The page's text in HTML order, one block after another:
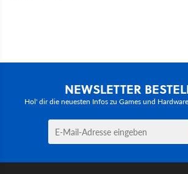
NEWSLETTER
Hol' dir die neuesten Infos zu Games und